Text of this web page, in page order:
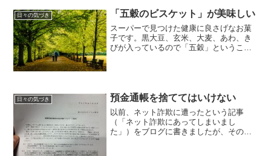
日々の気づき 「五穀のビスケット」が美味しい
スーパーで見つけた健康に良さげなお菓
子です。黒大豆、玄米、大麦、あわ、き
びが入っているので「五穀」ということ
11.7g。
日々の気づき 預金通帳を捨ててはいけない
以前、ネット詐欺に遭ったという記事
（「ネット詐欺にあってしまいまし
た」）をブログに書きましたが、その後